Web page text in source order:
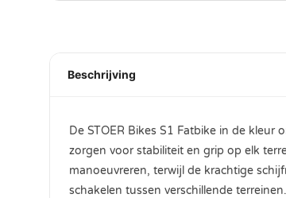
Beschrijving
De STOER Bikes S1 Fatbike in de
zorgen voor stabiliteit en grip op elk
manoeuvreren, terwijl de krachtige
schakelen tussen verschillende